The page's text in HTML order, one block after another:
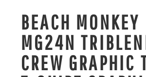
BEACH MONKEY
MG24N
CREW GRAPHIC